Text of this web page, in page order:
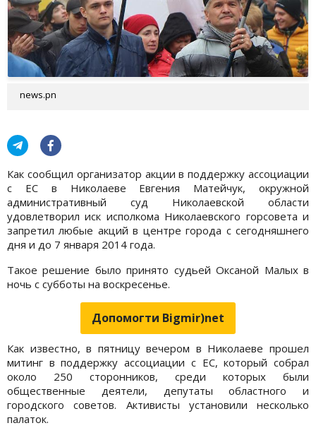
news.pn
Как сообщил организатор акции в поддержку ассоциации
с ЕС в Николаеве Евгения Матейчук, окружной
административный суд Николаевской области
удовлетворил иск исполкома Николаевского горсовета и
запретил любые акций в центре города с сегодняшнего
дня и до 7 января 2014 года.
Такое решение было принято судьей Оксаной Малых в
ночь с субботы на воскресенье.
Допомогти Bigmir)net
Как известно, в пятницу вечером в Николаеве прошел
митинг в поддержку ассоциации с ЕС, который собрал
около 250 сторонников, среди которых были
общественные деятели, депутаты областного и
городского советов. Активисты установили несколько
палаток.